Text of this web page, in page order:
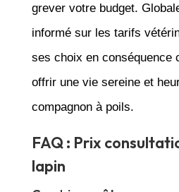
grever votre budget.
informé sur les tarifs
ses choix en conséquence
offrir une vie sereine et
compagnon à poils.
FAQ : Prix
lapin